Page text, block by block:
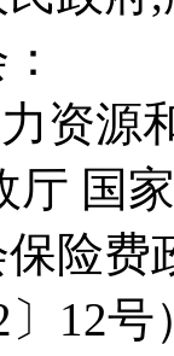
资源
厅 国
险
〕12